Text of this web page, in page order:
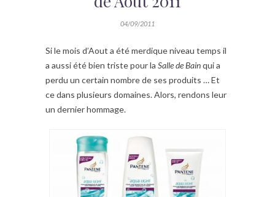
04/09/2011
Si le mois d’Aout a été merdique niveau temps il
a aussi été bien triste pour la Salle de Bainqui a
perdu un certain nombre de ses produits … Et
ce dans plusieurs domaines. Alors, rendons leur
un dernier hommage.